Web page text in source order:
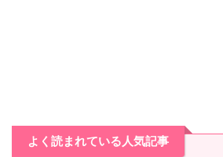
よく読まれている人気記事